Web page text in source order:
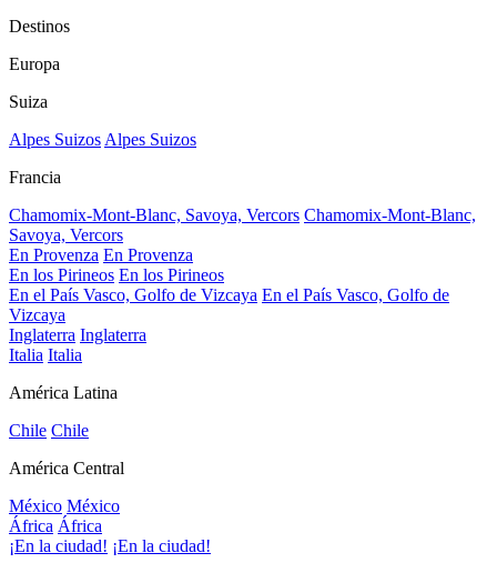
Destinos
Europa
Suiza
Alpes SuizosAlpes Suizos
Francia
Chamomix-Mont-Blanc, Savoya, Vercors Chamomix-Mont-Blanc,
Savoya, Vercors
En Provenza En Provenza
En los Pirineos En los Pirineos
En el País Vasco, Golfo de Vizcaya En el País Vasco, Golfo de
Vizcaya
Inglaterra Inglaterra
Italia Italia
América Latina
Chile Chile
América Central
México México
África África
¡En la ciudad! ¡En la ciudad!